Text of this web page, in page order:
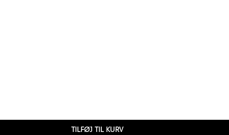
TILFØJ TIL KURV